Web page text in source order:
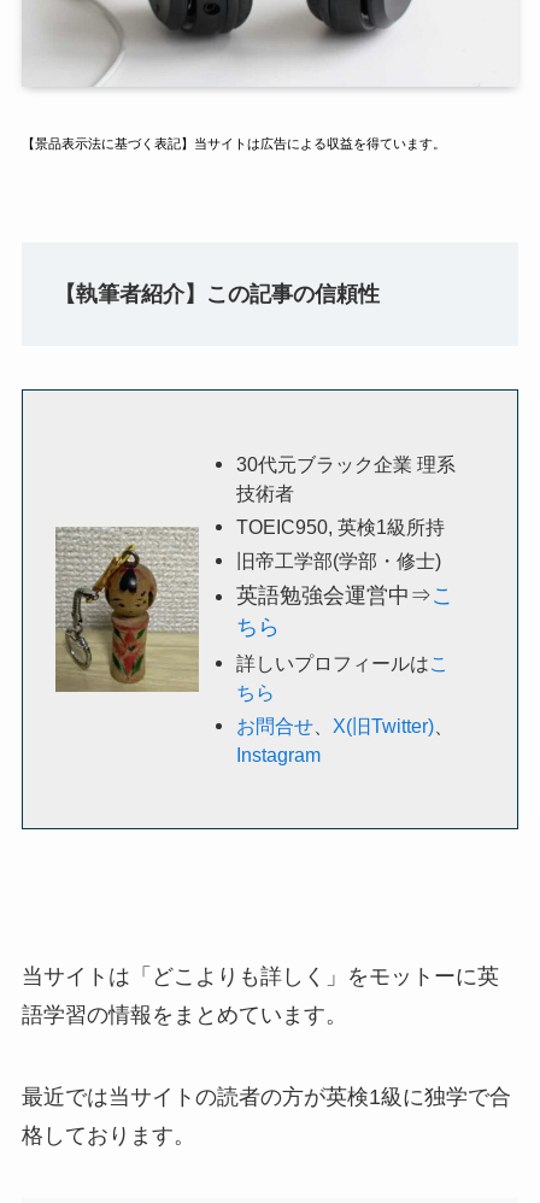
【景品表示法に基づく表記】当サイトは広告による収益を得ています。
【執筆者紹介】この記事の信頼性
30代元ブラック企業 理系
技術者
TOEIC950, 英検1級所持
旧帝工学部(学部・修士)
英語勉強会運営中⇒こ
ちら
詳しいプロフィールはこ
ちら
お問合せ、 X(旧Twitter)、
Instagram
当サイトは「どこよりも詳しく」をモットーに英
語学習の情報をまとめています。
最近では当サイトの読者の方が英検1級に独学で合
格しております。